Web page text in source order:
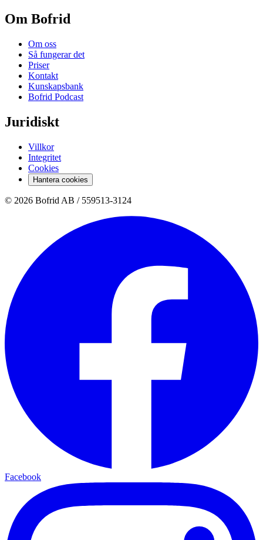
Om Bofrid
Om oss
Så fungerar det
Priser
Kontakt
Kunskapsbank
Bofrid Podcast
Juridiskt
Villkor
Integritet
Cookies
Hantera cookies
© 2026 Bofrid AB / 559513-3124
Facebook